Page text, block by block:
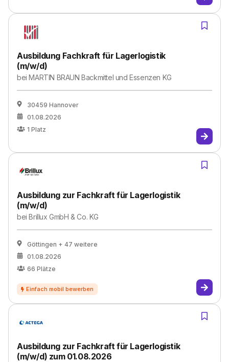
Ausbildung Fachkraft für Lagerlogistik
(m/w/d)
beiMARTIN BRAUN Backmittel und Essenzen KG
30459 Hannover
01.08.2026
1 Platz
Ausbildung zur Fachkraft für Lagerlogistik
(m/w/d)
beiBrillux GmbH & Co. KG
Göttingen + 47 weitere
01.08.2026
66 Plätze
Ausbildung zur Fachkraft für Lagerlogistik
(m/w/d) zum 01.08.2026